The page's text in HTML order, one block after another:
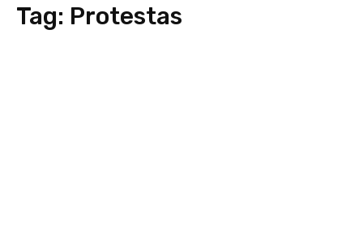
Tag: Protestas